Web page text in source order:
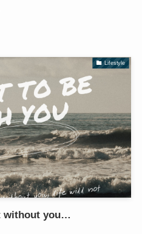
Lifestyle
without you…